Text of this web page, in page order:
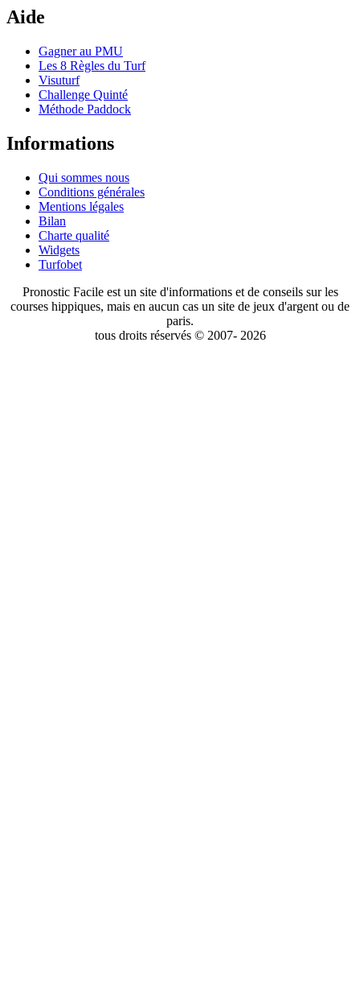
Aide
Gagner au PMU
Les 8 Règles du Turf
Visuturf
Challenge Quinté
Méthode Paddock
Informations
Qui sommes nous
Conditions générales
Mentions légales
Bilan
Charte qualité
Widgets
Turfobet
Pronostic Facile est un site d'informations et de conseils sur les
courses hippiques, mais en aucun cas un site de jeux d'argent ou de
paris.
tous droits réservés © 2007- 2026